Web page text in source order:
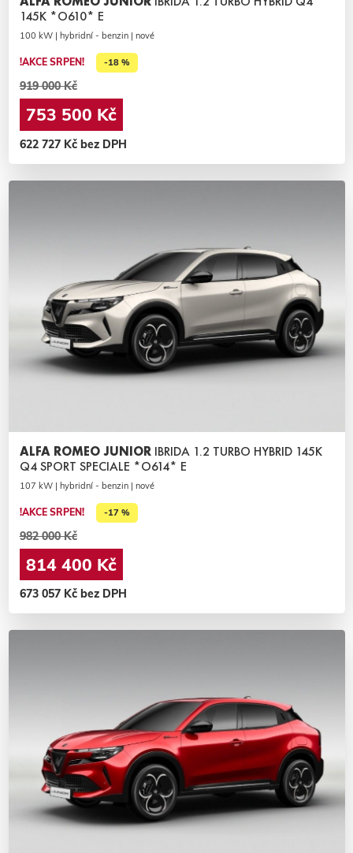
145K *O610* E
100 kW | hybridní - benzin | nové
!AKCE SRPEN! -18 %
919 000 Kč
753 500 Kč
622 727 Kč bez DPH
ALFA ROMEO JUNIOR IBRIDA 1.2 TURBO HYBRID 145K
Q4 SPORT SPECIALE *O614* E
107 kW | hybridní - benzin | nové
!AKCE SRPEN! -17 %
982 000 Kč
814 400 Kč
673 057 Kč bez DPH